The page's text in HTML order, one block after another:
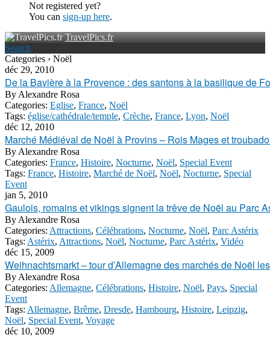
Not registered yet?
You can sign-up here.
TravelPics.fr
Search
Categories › Noël
déc 29, 2010
De la Bavière à la Provence : des santons à la basilique de
By Alexandre Rosa
Categories: Eglise, France, Noël
Tags: église/cathédrale/temple, Crèche, France, Lyon, Noël
déc 12, 2010
Marché Médiéval de Noël à Provins – Rois Mages et
By Alexandre Rosa
Categories: France, Histoire, Nocturne, Noël, Special Event
Tags: France, Histoire, Marché de Noël, Noël, Nocturne, Special
Event
jan 5, 2010
Gaulois, romains et vikings signent la trêve de Noël au Parc
By Alexandre Rosa
Categories: Attractions, Célébrations, Nocturne, Noël, Parc Astérix
Tags: Astérix, Attractions, Noël, Nocturne, Parc Astérix, Vidéo
déc 15, 2009
Weihnachtsmarkt – tour d’Allemagne des marchés de Noël
By Alexandre Rosa
Categories: Allemagne, Célébrations, Histoire, Noël, Pays, Special
Event
Tags: Allemagne, Brême, Dresde, Hambourg, Histoire, Leipzig,
Noël, Special Event, Voyage
déc 10, 2009